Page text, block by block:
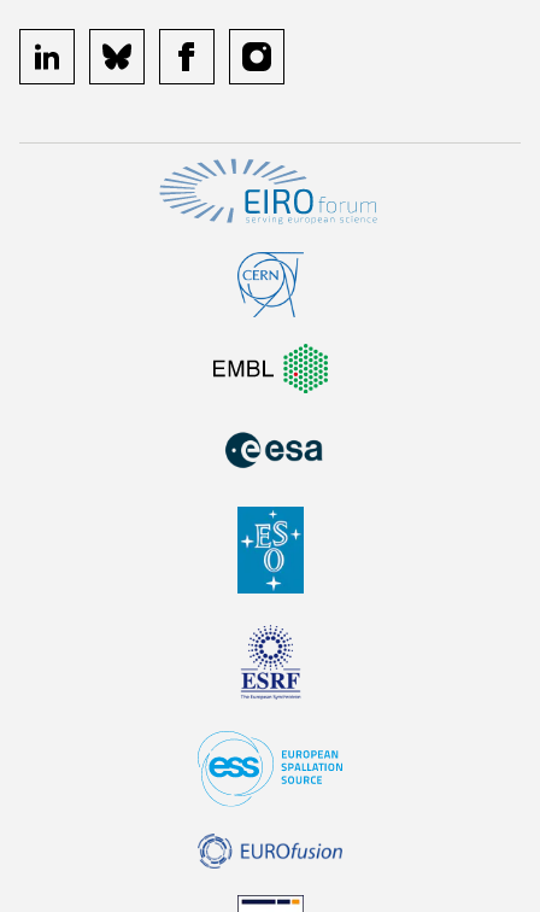
linkedin bluesky facebookinstagram